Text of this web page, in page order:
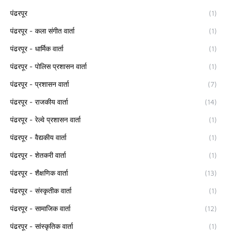
पंढरपूर (1)
पंढरपूर - कला संगीत वार्ता (1)
पंढरपूर - धार्मिक वार्ता (1)
पंढरपूर - पोलिस प्रशासन वार्ता (1)
पंढरपूर - प्रशासन वार्ता (7)
पंढरपूर - राजकीय वार्ता (14)
पंढरपूर - रेल्वे प्रशासन वार्ता (1)
पंढरपूर - वैद्यकीय वार्ता (1)
पंढरपूर - शेतकरी वार्ता (1)
पंढरपूर - शैक्षणिक वार्ता (13)
पंढरपूर - संस्कृतीक वार्ता (1)
पंढरपूर - सामाजिक वार्ता (12)
पंढरपूर - सांस्कृतिक वार्ता (1)